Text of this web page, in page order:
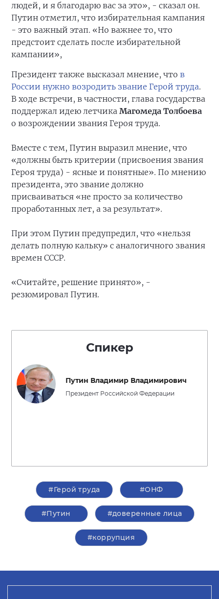
людей, и я благодарю вас за это», - сказал он.
Путин отметил, что избирательная кампания
- это важный этап. «Но важнее то, что
предстоит сделать после избирательной
кампании»,
Президент также высказал мнение, что в
России нужно возродить звание Герой труда.
В ходе встречи, в частности, глава государства
поддержал идею летчика Магомеда Толбоева
о возрождении звания Героя труда.
Вместе с тем, Путин выразил мнение, что
«должны быть критерии (присвоения звания
Героя труда) - ясные и понятные». По мнению
президента, это звание должно
присваиваться «не просто за количество
проработанных лет, а за результат».
При этом Путин предупредил, что «нельзя
делать полную кальку» с аналогичного звания
времен СССР.
«Считайте, решение принято», -
резюмировал Путин.
Спикер
Путин Владимир Владимирович
Президент Российской Федерации
#Герой труда #ОНФ
#Путин #доверенные лица
#коррупция